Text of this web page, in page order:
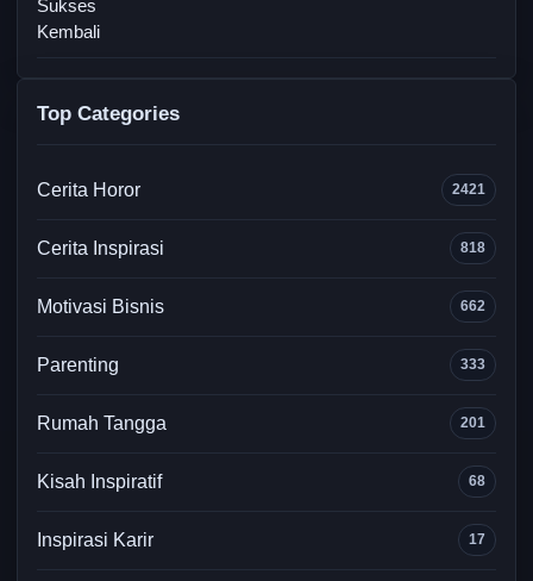
Top Categories
Cerita Horor 2421
Cerita Inspirasi 818
Motivasi Bisnis 662
Parenting 333
Rumah Tangga 201
Kisah Inspiratif 68
Inspirasi Karir 17